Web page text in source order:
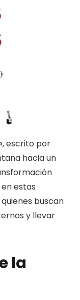
«, escrito por
hacia un
estas
buscan
y llevar
la